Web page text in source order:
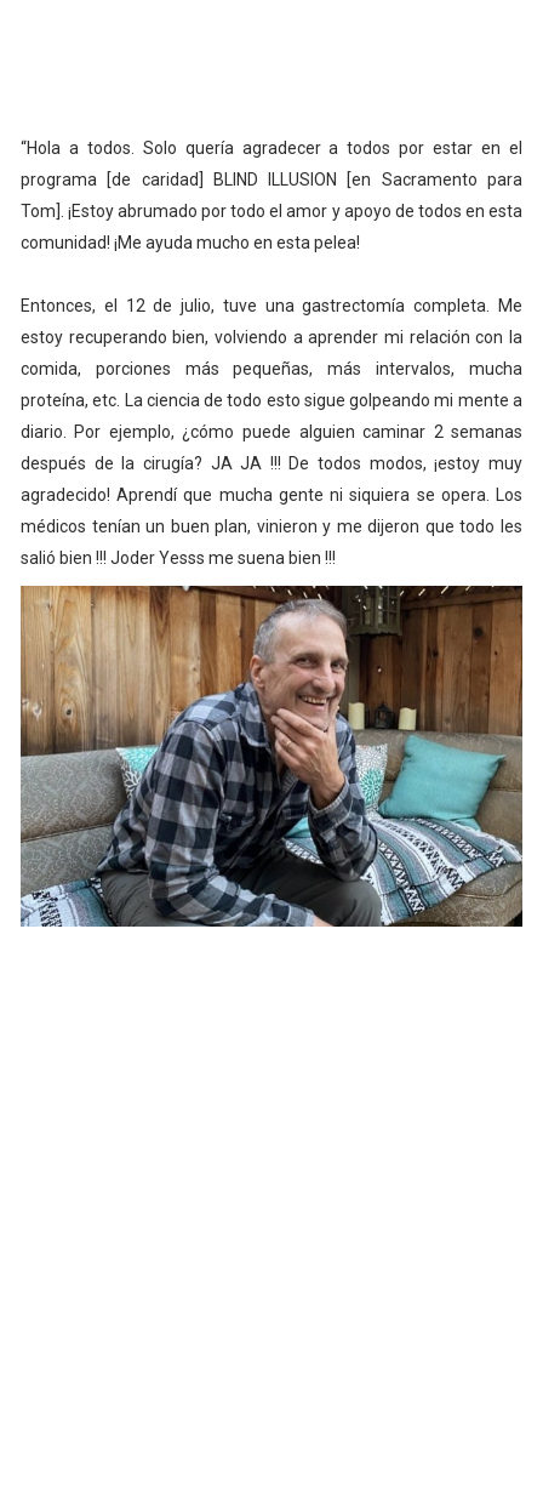
“Hola a todos. Solo quería agradecer a todos por estar en el
programa [de caridad] BLIND ILLUSION [en Sacramento para
Tom]. ¡Estoy abrumado por todo el amor y apoyo de todos en esta
comunidad! ¡Me ayuda mucho en esta pelea!
Entonces, el 12 de julio, tuve una gastrectomía completa. Me
estoy recuperando bien, volviendo a aprender mi relación con la
comida, porciones más pequeñas, más intervalos, mucha
proteína, etc. La ciencia de todo esto sigue golpeando mi mente a
diario. Por ejemplo, ¿cómo puede alguien caminar 2 semanas
después de la cirugía? JA JA !!! De todos modos, ¡estoy muy
agradecido! Aprendí que mucha gente ni siquiera se opera. Los
médicos tenían un buen plan, vinieron y me dijeron que todo les
salió bien !!! Joder Yesss me suena bien !!!